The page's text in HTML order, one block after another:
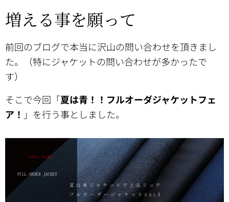
増える事を願って
前回のブログで本当に沢山の問い合わせを頂きまし
た。（特にジャケットの問い合わせが多かったで
す）
そこで今回「夏は青！！フルオーダジャケットフェ
ア！ 」を行う事としました。